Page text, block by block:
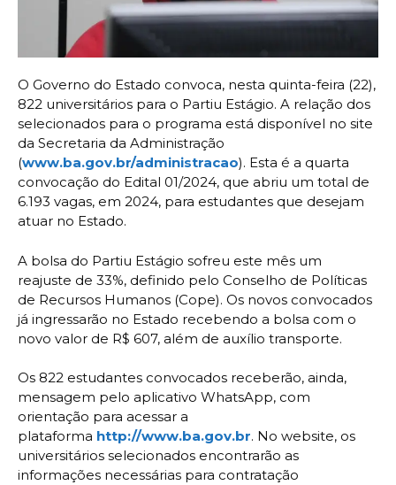
O Governo do Estado convoca, nesta quinta-feira (22),
822 universitários para o Partiu Estágio. A relação dos
selecionados para o programa está disponível no site
da Secretaria da Administração
(www.ba.gov.br/administracao). Esta é a quarta
convocação do Edital 01/2024, que abriu um total de
6.193 vagas, em 2024, para estudantes que desejam
atuar no Estado.
A bolsa do Partiu Estágio sofreu este mês um
reajuste de 33%, definido pelo Conselho de Políticas
de Recursos Humanos (Cope). Os novos convocados
já ingressarão no Estado recebendo a bolsa com o
novo valor de R$ 607, além de auxílio transporte.
Os 822 estudantes convocados receberão, ainda,
mensagem pelo aplicativo WhatsApp, com
orientação para acessar a
plataforma http://www.ba.gov.br. No website, os
universitários selecionados encontrarão as
informações necessárias para contratação